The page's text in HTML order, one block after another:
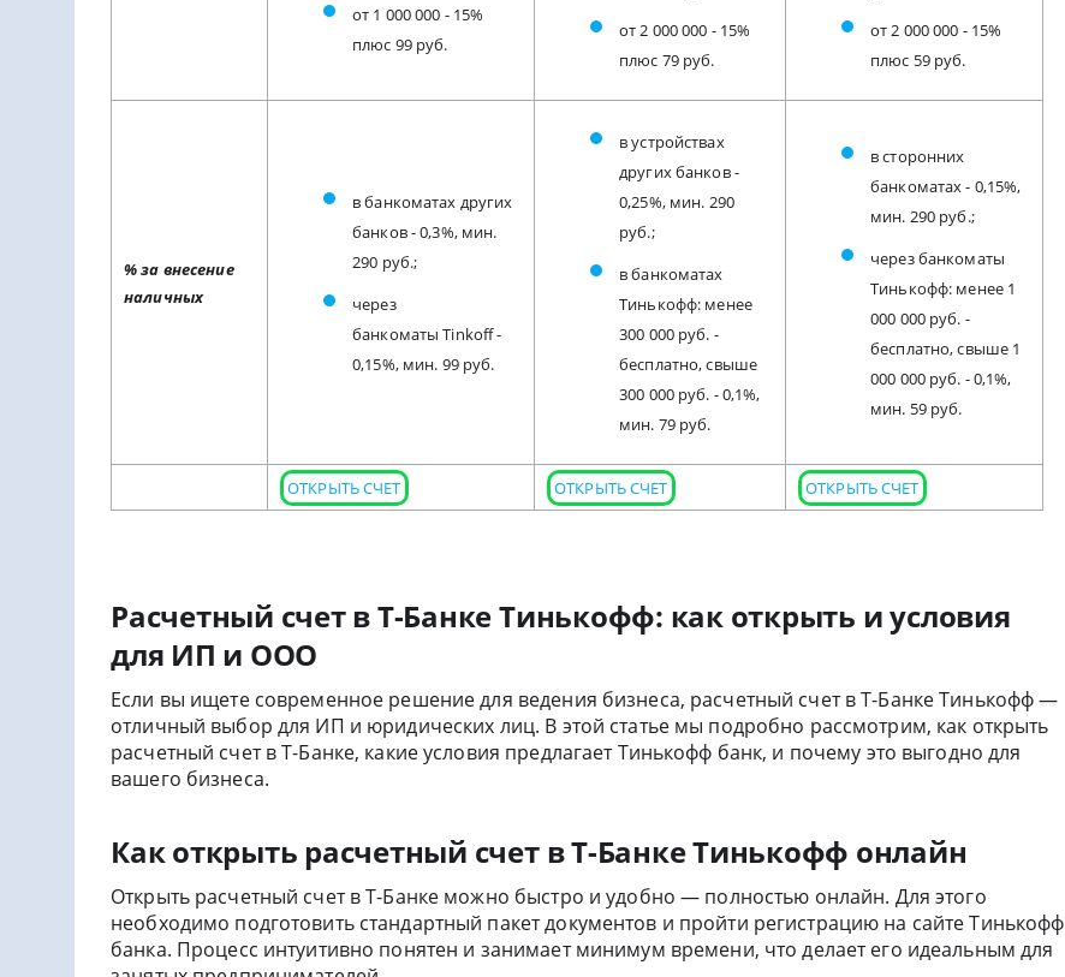
от 1 000 000 - 15%
плюс 99 руб.
от 2 000 000 - 15%
плюс 79 руб.
от 2 000 000 - 15%
плюс 59 руб.
% за внесение
наличных
в банкоматах других
банков - 0,3%, мин.
290 руб.;
через
банкоматы Tinkoff -
0,15%, мин. 99 руб.
в устройствах
других банков -
0,25%, мин. 290
руб.;
в банкоматах
Тинькофф: менее
300 000 руб. -
бесплатно, свыше
300 000 руб. - 0,1%,
мин. 79 руб.
в сторонних
банкоматах - 0,15%,
мин. 290 руб.;
через банкоматы
Тинькофф: менее 1
000 000 руб. -
бесплатно, свыше 1
000 000 руб. - 0,1%,
мин. 59 руб.
ОТКРЫТЬ СЧЕТ ОТКРЫТЬ СЧЕТ ОТКРЫТЬ СЧЕТ
Расчетный счет в Т-Банке Тинькофф: как открыть и условия
для ИП и ООО
Если вы ищете современное решение для ведения бизнеса, расчетный счет в Т-Банке Тинькофф —
отличный выбор для ИП и юридических лиц. В этой статье мы подробно рассмотрим, как открыть
расчетный счет в Т-Банке, какие условия предлагает Тинькофф банк, и почему это выгодно для
вашего бизнеса.
Как открыть расчетный счет в Т-Банке Тинькофф онлайн
Открыть расчетный счет в Т-Банке можно быстро и удобно — полностью онлайн. Для этого
необходимо подготовить стандартный пакет документов и пройти регистрацию на сайте Тинькофф
банка. Процесс интуитивно понятен и занимает минимум времени, что делает его идеальным для